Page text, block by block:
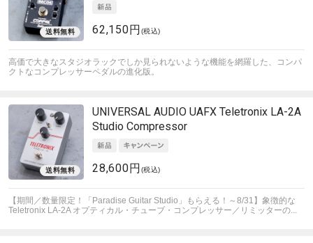
62,150円 (税込)
高価で大きなスタジオラックでしか見られないような機能を網羅した、コンパ
クトなコンプレッサーペダルの進化版。
UNIVERSAL AUDIO UAFX Teletronix LA-2A
Studio Compressor
28,600円 (税込)
【期間／数量限定！「Paradise Guitar Studio」もらえる！～8/31】象徴的な
Teletronix LA-2A オプティカル・チューブ・コンプレッサー／リミッターの...